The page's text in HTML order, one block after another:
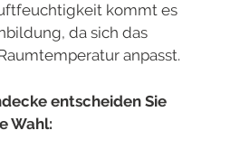
kommt es
da sich das
anpasst.
entscheiden Sie
Wahl: